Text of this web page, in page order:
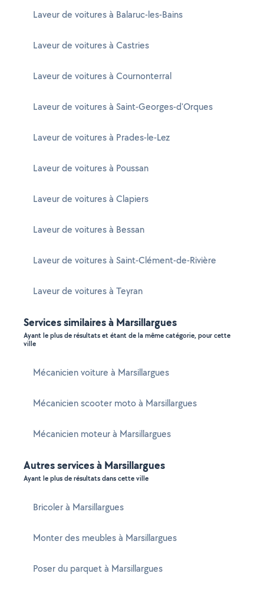
Laveur de voitures à Balaruc-les-Bains
Laveur de voitures à Castries
Laveur de voitures à Cournonterral
Laveur de voitures à Saint-Georges-d'Orques
Laveur de voitures à Prades-le-Lez
Laveur de voitures à Poussan
Laveur de voitures à Clapiers
Laveur de voitures à Bessan
Laveur de voitures à Saint-Clément-de-Rivière
Laveur de voitures à Teyran
Services similaires à Marsillargues
Ayant le plus de résultats et étant de la même catégorie, pour cette
ville
Mécanicien voiture à Marsillargues
Mécanicien scooter moto à Marsillargues
Mécanicien moteur à Marsillargues
Autres services à Marsillargues
Ayant le plus de résultats dans cette ville
Bricoler à Marsillargues
Monter des meubles à Marsillargues
Poser du parquet à Marsillargues